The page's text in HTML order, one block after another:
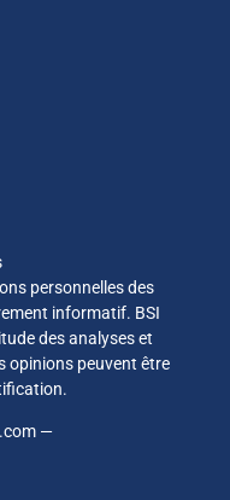
personnelles des
informatif. BSI
des analyses et
opinions peuvent être
—